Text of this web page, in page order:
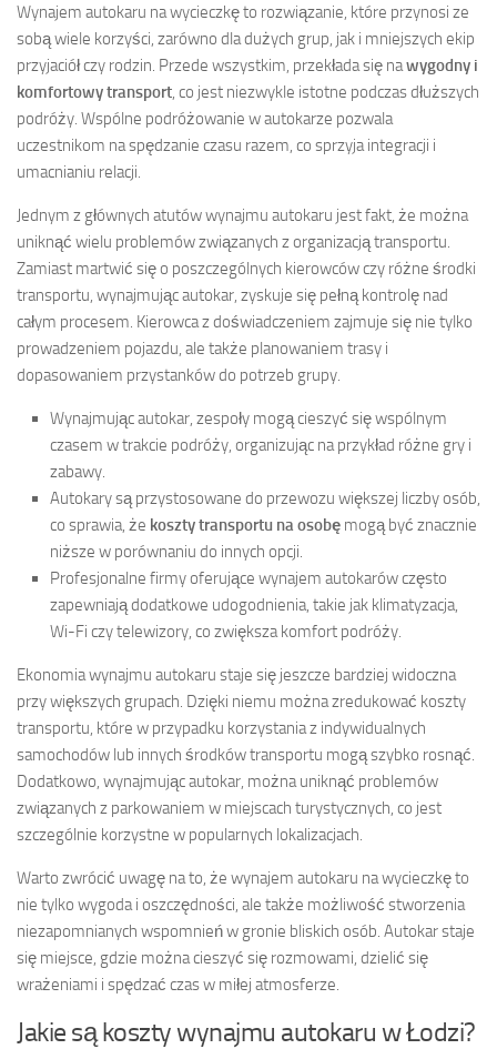
Wynajem autokaru na wycieczkę to rozwiązanie, które przynosi ze
sobą wiele korzyści, zarówno dla dużych grup, jak i mniejszych ekip
przyjaciół czy rodzin. Przede wszystkim, przekłada się nawygodny i
komfortowy transport , co jest niezwykle istotne podczas dłuższych
podróży. Wspólne podróżowanie w autokarze pozwala
uczestnikom na spędzanie czasu razem, co sprzyja integracji i
umacnianiu relacji.
Jednym z głównych atutów wynajmu autokaru jest fakt, że można
uniknąć wielu problemów związanych z organizacją transportu.
Zamiast martwić się o poszczególnych kierowców czy różne środki
transportu, wynajmując autokar, zyskuje się pełną kontrolę nad
całym procesem. Kierowca z doświadczeniem zajmuje się nie tylko
prowadzeniem pojazdu, ale także planowaniem trasy i
dopasowaniem przystanków do potrzeb grupy.
Wynajmując autokar, zespoły mogą cieszyć się wspólnym
czasem w trakcie podróży, organizując na przykład różne gry i
zabawy.
Autokary są przystosowane do przewozu większej liczby osób,
co sprawia, że koszty transportu na osobę mogą być znacznie
niższe w porównaniu do innych opcji.
Profesjonalne firmy oferujące wynajem autokarów często
zapewniają dodatkowe udogodnienia, takie jak klimatyzacja,
Wi-Fi czy telewizory, co zwiększa komfort podróży.
Ekonomia wynajmu autokaru staje się jeszcze bardziej widoczna
przy większych grupach. Dzięki niemu można zredukować koszty
transportu, które w przypadku korzystania z indywidualnych
samochodów lub innych środków transportu mogą szybko rosnąć.
Dodatkowo, wynajmując autokar, można uniknąć problemów
związanych z parkowaniem w miejscach turystycznych, co jest
szczególnie korzystne w popularnych lokalizacjach.
Warto zwrócić uwagę na to, że wynajem autokaru na wycieczkę to
nie tylko wygoda i oszczędności, ale także możliwość stworzenia
niezapomnianych wspomnień w gronie bliskich osób. Autokar staje
się miejsce, gdzie można cieszyć się rozmowami, dzielić się
wrażeniami i spędzać czas w miłej atmosferze.
Jakie są koszty wynajmu autokaru w Łodzi?